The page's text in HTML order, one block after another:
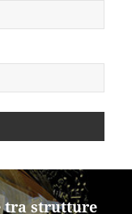
tra strutture